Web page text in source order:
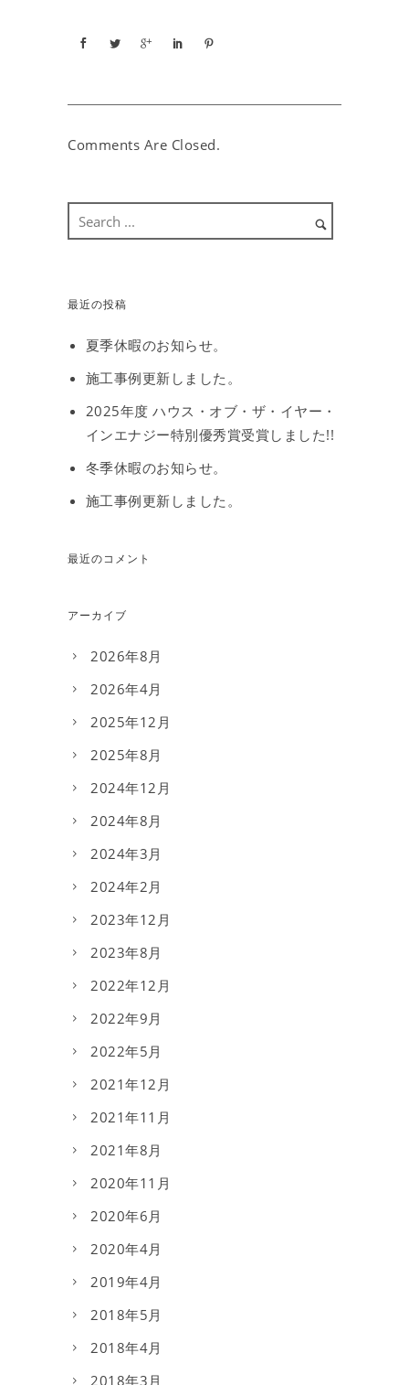
Comments Are Closed.
最近の投稿
夏季休暇のお知らせ。
施工事例更新しました。
2025年度 ハウス・オブ・ザ・イヤー・
インエナジー特別優秀賞受賞しました!!
冬季休暇のお知らせ。
施工事例更新しました。
最近のコメント
アーカイブ
2026年8月
2026年4月
2025年12月
2025年8月
2024年12月
2024年8月
2024年3月
2024年2月
2023年12月
2023年8月
2022年12月
2022年9月
2022年5月
2021年12月
2021年11月
2021年8月
2020年11月
2020年6月
2020年4月
2019年4月
2018年5月
2018年4月
2018年3月